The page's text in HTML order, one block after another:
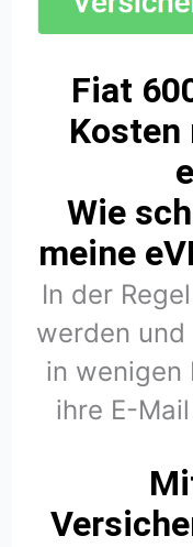
Fiat
Kosten
Wie
meine
In der
werden
in wenigen
ihre E-